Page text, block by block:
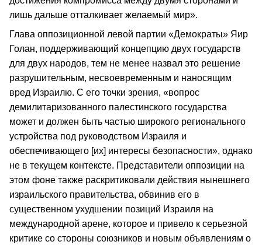
лишь дальше отталкивает желаемый мир».
Глава оппозиционной левой партии «Демократы» Яир
Голан, поддерживающий концепцию двух государств
для двух народов, тем не менее назвал это решение
разрушительным, несвоевременным и наносящим
вред Израилю. С его точки зрения, «вопрос
демилитаризованного палестинского государства
может и должен быть частью широкого регионального
устройства под руководством Израиля и
обеспечивающего [их] интересы безопасности», однако
не в текущем контексте. Представители оппозиции на
этом фоне также раскритиковали действия нынешнего
израильского правительства, обвинив его в
существенном ухудшении позиций Израиля на
международной арене, которое и привело к серьезной
критике со стороны союзников и новым объявлениям о